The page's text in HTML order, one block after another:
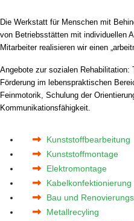
Die Werkstatt für Menschen mit
von Betriebsstätten mit individuellen
Mitarbeiter realisieren wir einen
Angebote zur sozialen Rehabilitation:
Förderung im lebenspraktischen
Feinmotorik, Schulung der
Kommunikationsfähigkeit.
Kunststoffbearbeitung
Kunststoffmontage
Elektromontage
Kabelkonfektionierung
Bau und
Metallrecyling